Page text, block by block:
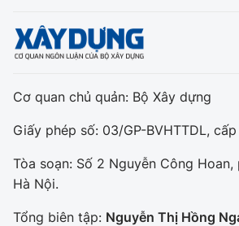
Cơ quan chủ quản: Bộ Xây dựng
Giấy phép số: 03/GP-BVHTTDL,
Tòa soạn: Số 2 Nguyễn Công
Hà Nội.
Tổng biên tập: Nguyễn Thị Hồng